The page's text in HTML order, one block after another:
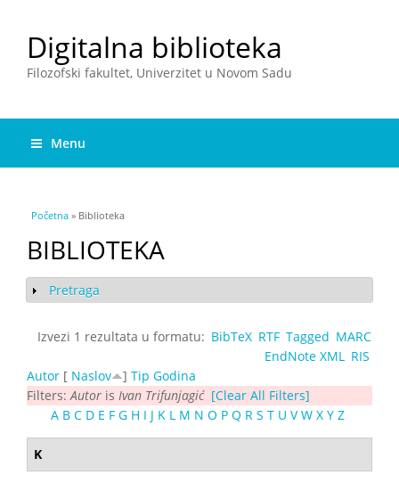
Digitalna biblioteka
Filozofski fakultet, Univerzitet u Novom Sadu
Menu
You are here
Početna » Biblioteka
BIBLIOTEKA
Show
Pretraga
Izvezi 1 rezultata u formatu: BibTeX RTF Tagged MARC
EndNote XML
RIS
Autor [ Naslov ] Tip Godina
Filters: Autor is Ivan Trifunjagić [Clear All Filters]
A B C D E F G H I J K L M N O P Q R S T U V W X Y Z
K